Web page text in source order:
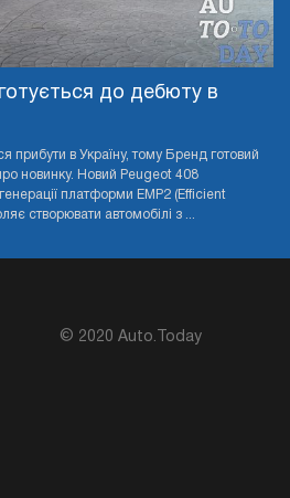
до дебюту в
прибути в Україну, тому Бренд готовий
новинку. Новий Peugeot 408
платформи EMP2 (Efficient
створювати автомобілі з ...
© 2020 Auto.Today